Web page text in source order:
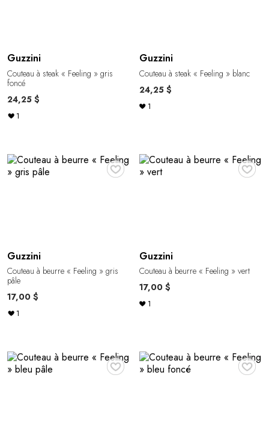
Guzzini
Couteau à steak « Feeling » gris
foncé
24,25 $
1
Guzzini
Couteau à steak « Feeling » blanc
24,25 $
1
♥
Guzzini
Couteau à beurre « Feeling » gris
pâle
17,00 $
1
♥
Guzzini
Couteau à beurre « Feeling » vert
17,00 $
1
♥ ♥